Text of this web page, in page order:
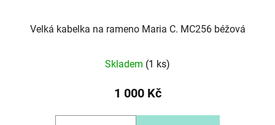
Velká kabelka na rameno Maria C. MC256 béžová
Skladem (1 ks)
1 000 Kč